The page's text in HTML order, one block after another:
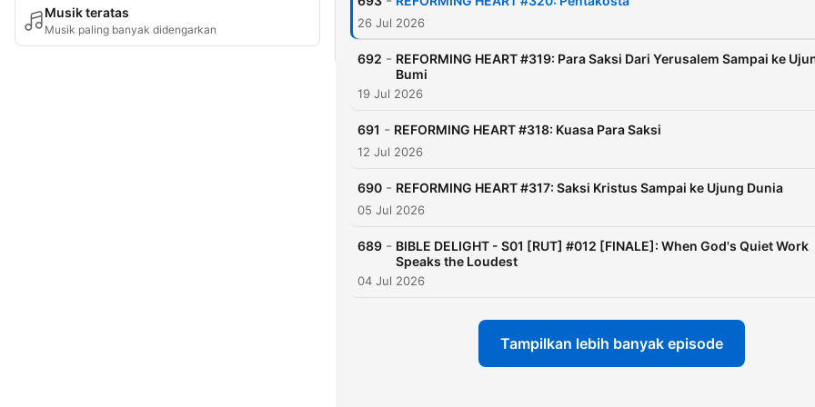
Musik teratas
Musik paling banyak didengarkan 26 Jul 2026
692 - REFORMING HEART #319: Para Saksi Dari Yerusalem Sampai ke
Bumi
19 Jul 2026
691 - REFORMING HEART #318: Kuasa Para Saksi
12 Jul 2026
690 - REFORMING HEART #317: Saksi Kristus Sampai ke Ujung Dunia
05 Jul 2026
689 - BIBLE DELIGHT - S01 [RUT] #012 [FINALE]: When God's Quiet Work
Speaks the Loudest
04 Jul 2026
Tampilkan lebih banyak episode